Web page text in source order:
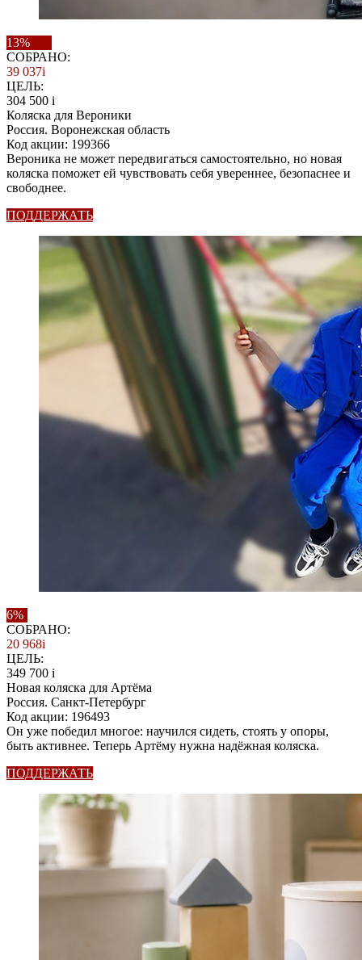
13%
СОБРАНО:
39 037i
ЦЕЛЬ:
304 500 i
Коляска для Вероники
Россия. Воронежская область
Код акции: 199366
Вероника не может передвигаться самостоятельно, но новая
коляска поможет ей чувствовать себя увереннее, безопаснее и
свободнее.
ПОДДЕРЖАТЬ
6%
СОБРАНО:
20 968i
ЦЕЛЬ:
349 700 i
Новая коляска для Артёма
Россия. Санкт-Петербург
Код акции: 196493
Он уже победил многое: научился сидеть, стоять у опоры,
быть активнее. Теперь Артёму нужна надёжная коляска.
ПОДДЕРЖАТЬ